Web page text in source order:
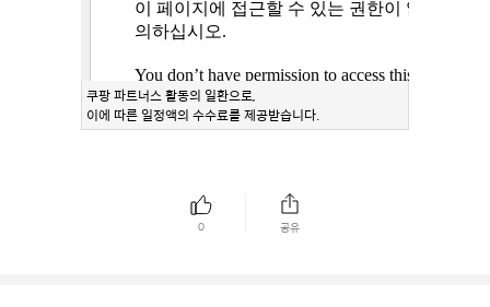
쿠팡 파트너스 활동의 일환으로,
이에 따른 일정액의 수수료를 제공받습니다.
0 공유